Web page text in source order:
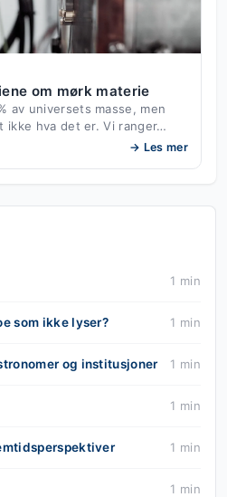
om mørk materie
av universets masse, men
hva det er. Vi ranger…
→ Les mer
1 min
som ikke lyser? 1 min
og institusjoner 1 min
1 min
1 min
1 min